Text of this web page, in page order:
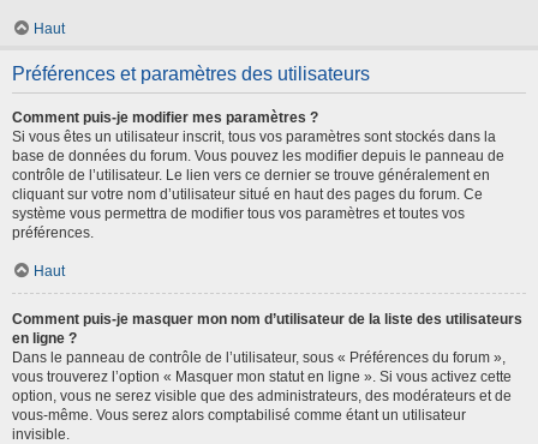
Haut
Préférences et paramètres des utilisateurs
Comment puis-je modifier mes paramètres ?
Si vous êtes un utilisateur inscrit, tous vos paramètres sont stockés dans la
base de données du forum. Vous pouvez les modifier depuis le panneau de
contrôle de l’utilisateur. Le lien vers ce dernier se trouve généralement en
cliquant sur votre nom d’utilisateur situé en haut des pages du forum. Ce
système vous permettra de modifier tous vos paramètres et toutes vos
préférences.
Haut
Comment puis-je masquer mon nom d’utilisateur de la liste des utilisateurs
en ligne ?
Dans le panneau de contrôle de l’utilisateur, sous « Préférences du forum »,
vous trouverez l’option « Masquer mon statut en ligne ». Si vous activez cette
option, vous ne serez visible que des administrateurs, des modérateurs et de
vous-même. Vous serez alors comptabilisé comme étant un utilisateur
invisible.